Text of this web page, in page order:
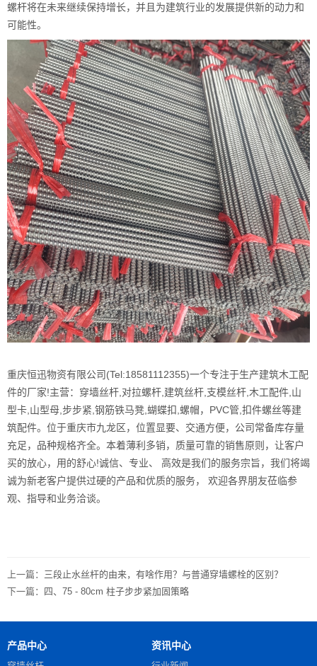
螺杆将在未来继续保持增长，并且为建筑行业的发展提供新的动力和
可能性。
重庆恒迅物资有限公司(Tel:18581112355)一个专注于生产建筑木工配
件的厂家!主营：穿墙丝杆,对拉螺杆,建筑丝杆,支模丝杆,木工配件,山
型卡,山型母,步步紧,钢筋铁马凳,蝴蝶扣,螺帽，PVC管,扣件螺丝等建
筑配件。位于重庆市九龙区，位置显要、交通方便，公司常备库存量
充足，品种规格齐全。本着薄利多销，质量可靠的销售原则，让客户
买的放心，用的舒心!诚信、专业、 高效是我们的服务宗旨，我们将竭
诚为新老客户提供过硬的产品和优质的服务， 欢迎各界朋友莅临参
观、指导和业务洽谈。
上一篇： 三段止水丝杆的由来，有啥作用？与普通穿墙螺栓的区别？
下一篇：
四、75 - 80cm 柱子步步紧加固策略
产品中心 资讯中心